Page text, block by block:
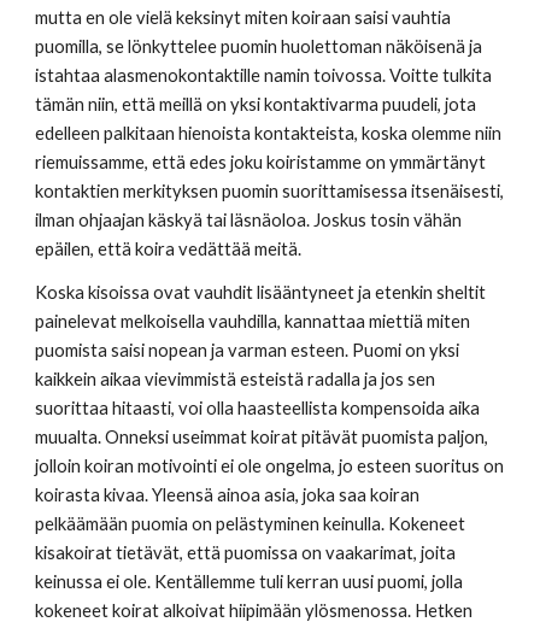
mutta en ole vielä keksinyt miten koiraan saisi vauhtia
puomilla, se lönkyttelee puomin huolettoman näköisenä ja
istahtaa alasmenokontaktille namin toivossa. Voitte tulkita
tämän niin, että meillä on yksi kontaktivarma puudeli, jota
edelleen palkitaan hienoista kontakteista, koska olemme niin
riemuissamme, että edes joku koiristamme on ymmärtänyt
kontaktien merkityksen puomin suorittamisessa itsenäisesti,
ilman ohjaajan käskyä tai läsnäoloa. Joskus tosin vähän
epäilen, että koira vedättää meitä.
Koska kisoissa ovat vauhdit lisääntyneet ja etenkin sheltit
painelevat melkoisella vauhdilla, kannattaa miettiä miten
puomista saisi nopean ja varman esteen. Puomi on yksi
kaikkein aikaa vievimmistä esteistä radalla ja jos sen
suorittaa hitaasti, voi olla haasteellista kompensoida aika
muualta. Onneksi useimmat koirat pitävät puomista paljon,
jolloin koiran motivointi ei ole ongelma, jo esteen suoritus on
koirasta kivaa. Yleensä ainoa asia, joka saa koiran
pelkäämään puomia on pelästyminen keinulla. Kokeneet
kisakoirat tietävät, että puomissa on vaakarimat, joita
keinussa ei ole. Kentällemme tuli kerran uusi puomi, jolla
kokeneet koirat alkoivat hiipimään ylösmenossa. Hetken